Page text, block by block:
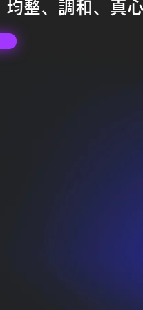
均整、調和、真